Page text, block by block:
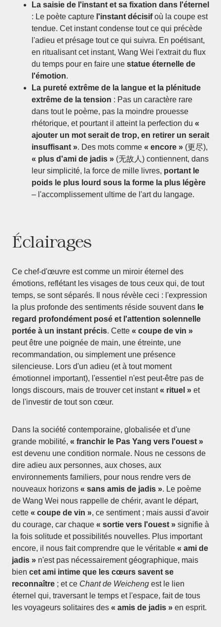
La saisie de l'instant et sa fixation dans l'éternel
: Le poète capture l'instant décisifoù la coupe est
tendue. Cet instant condense tout ce qui précède
l'adieu et présage tout ce qui suivra. En poétisant,
en ritualisant cet instant, Wang Wei l'extrait du flux
du temps pour en faire une statue éternelle de
l'émotion.
La pureté extrême de la langue et la plénitude
extrême de la tension : Pas un caractère rare
dans tout le poème, pas la moindre prouesse
rhétorique, et pourtant il atteint la perfection du «
ajouter un mot serait de trop, en retirer un serait
insuffisant ». Des mots comme « encore » (更尽),
« plus d'ami de jadis » (无故人) contiennent, dans
leur simplicité, la force de mille livres, portant le
poids le plus lourd sous la forme la plus légère
– l'accomplissement ultime de l'art du langage.
Éclairages
Ce chef-d'œuvre est comme un miroir éternel des
émotions, reflétant les visages de tous ceux qui, de tout
temps, se sont séparés. Il nous révèle ceci : l'expression
la plus profonde des sentiments réside souvent dans le
regard profondément posé et l'attention solennelle
portée à un instant précis. Cette « coupe de vin »
peut être une poignée de main, une étreinte, une
recommandation, ou simplement une présence
silencieuse. Lors d'un adieu (et à tout moment
émotionnel important), l'essentiel n'est peut-être pas de
longs discours, mais de trouver cet instant« rituel » et
de l'investir de tout son cœur.
Dans la société contemporaine, globalisée et d'une
grande mobilité, « franchir le Pas Yang vers l'ouest »
est devenu une condition normale. Nous ne cessons de
dire adieu aux personnes, aux choses, aux
environnements familiers, pour nous rendre vers de
nouveaux horizons « sans amis de jadis ». Le poème
de Wang Wei nous rappelle de chérir, avant le départ,
cette « coupe de vin », ce sentiment ; mais aussi d'avoir
du courage, car chaque « sortie vers l'ouest » signifie à
la fois solitude et possibilités nouvelles. Plus important
encore, il nous fait comprendre que le véritable « ami de
jadis » n'est pas nécessairement géographique, mais
bien cet ami intime que les cœurs savent se
reconnaître ; et ce Chant de Weicheng est le lien
éternel qui, traversant le temps et l'espace, fait de tous
les voyageurs solitaires des « amis de jadis » en esprit.